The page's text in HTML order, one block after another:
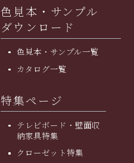
色見本・サンプル
ダウンロード
色見本・サンプル一覧
カタログ一覧
特集ページ
テレビボード・壁面収
納家具特集
クローゼット特集